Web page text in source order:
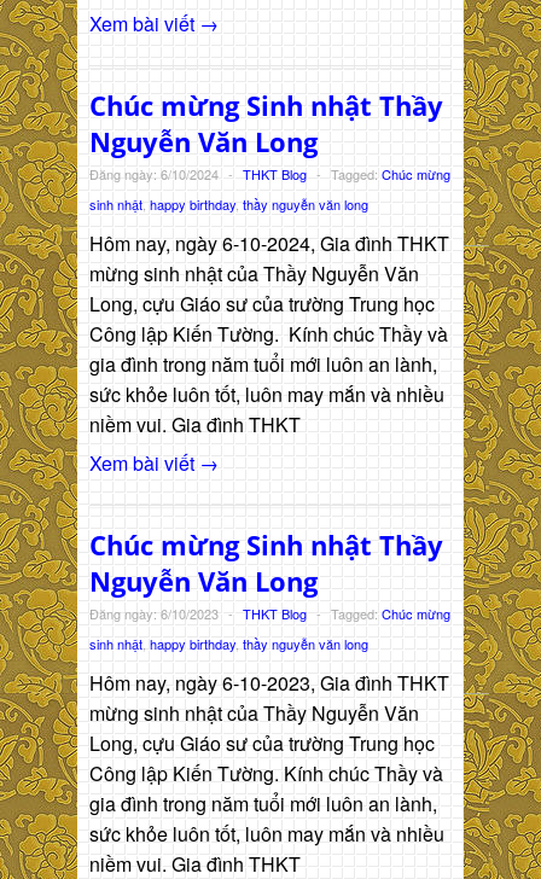
Xem bài viết →
Chúc mừng Sinh nhật Thầy
Nguyễn Văn Long
Đăng ngày: 6/10/2024 - THKT Blog - Tagged: Chúc mừng
sinh nhật happy birthday thầy nguyễn văn long
Hôm nay, ngày 6-10-2024, Gia đình THKT
mừng sinh nhật của Thầy Nguyễn Văn
Long, cựu Giáo sư của trường Trung học
Công lập Kiến Tường. Kính chúc Thầy và
gia đình trong năm tuổi mới luôn an lành,
sức khỏe luôn tốt, luôn may mắn và nhiều
niềm vui. Gia đình THKT
Xem bài viết →
Chúc mừng Sinh nhật Thầy
Nguyễn Văn Long
Đăng ngày: 6/10/2023 - THKT Blog - Tagged:Chúc mừng
sinh nhật happy birthday thầy nguyễn văn long
Hôm nay, ngày 6-10-2023, Gia đình THKT
mừng sinh nhật của Thầy Nguyễn Văn
Long, cựu Giáo sư của trường Trung học
Công lập Kiến Tường. Kính chúc Thầy và
gia đình trong năm tuổi mới luôn an lành,
sức khỏe luôn tốt, luôn may mắn và nhiều
niềm vui. Gia đình THKT